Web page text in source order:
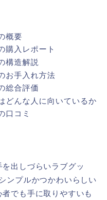
概要
購入レポート
構造解説
お手入れ方法
総合評価
どんな人に向いているか
口コミ
出しづらいラブグッ
ンプルかつかわいらしい
でも手に取りやすいも